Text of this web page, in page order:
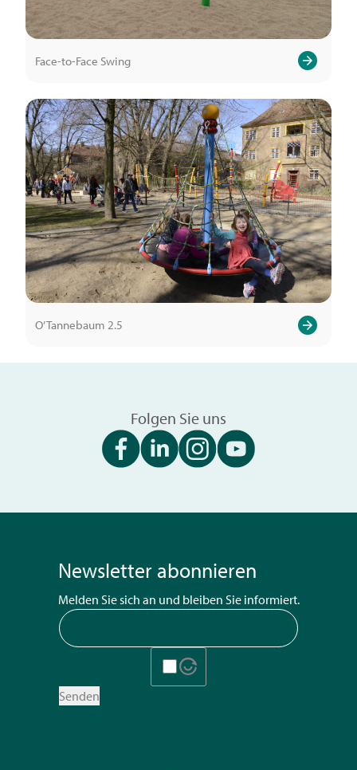
Face-to-Face Swing
O’Tannebaum 2.5
Folgen Sie uns
Newsletter abonnieren
Melden Sie sich an und bleiben Sie informiert.
Senden